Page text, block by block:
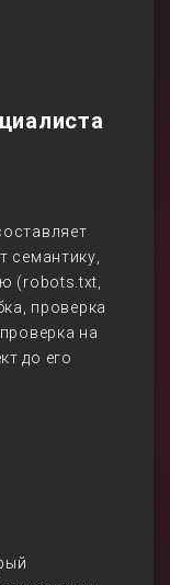
семантику,
(robots.txt,
проверка
на
до его